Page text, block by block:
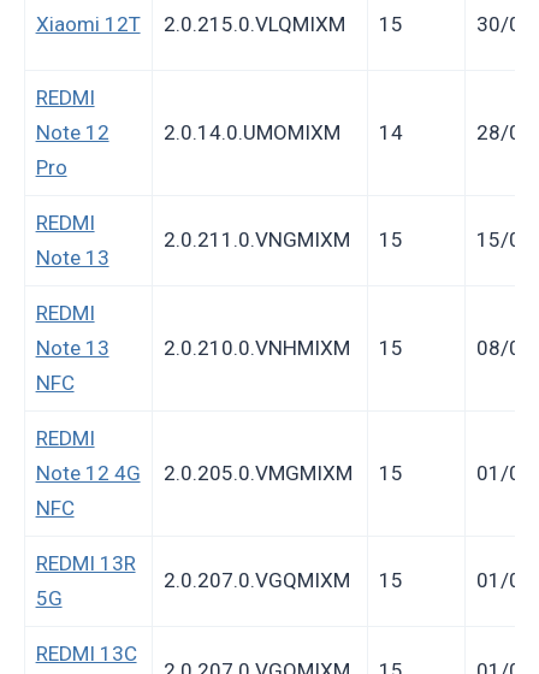
Xiaomi 12T 2.0.215.0.VLQMIXM 15 30/
REDMI
Note 12
Pro
2.0.14.0.UMOMIXM 14 28/
REDMI
Note 13
2.0.211.0.VNGMIXM 15 15/
REDMI
Note 13
NFC
2.0.210.0.VNHMIXM 15 08/
REDMI
Note 12 4G
NFC
2.0.205.0.VMGMIXM 15 01/
REDMI 13R
5G
2.0.207.0.VGQMIXM 15 01/
REDMI 13C